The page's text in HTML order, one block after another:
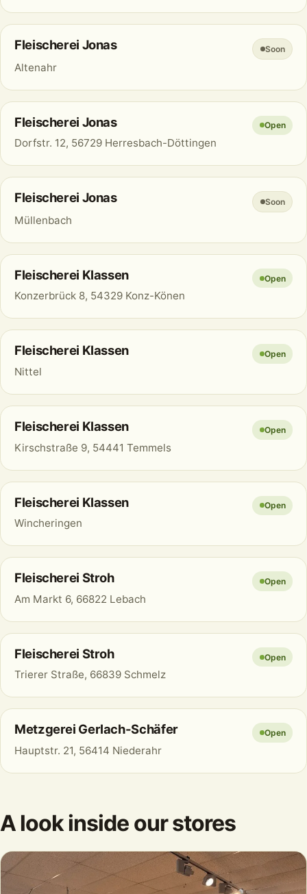
Fleischerei Jonas Soon
Altenahr
Fleischerei Jonas Open
Dorfstr. 12, 56729 Herresbach-Döttingen
Fleischerei Jonas Soon
Müllenbach
Fleischerei Klassen Open
Konzerbrück 8, 54329 Konz-Könen
Fleischerei Klassen Open
Nittel
Fleischerei Klassen Open
Kirschstraße 9, 54441 Temmels
Fleischerei Klassen Open
Wincheringen
Fleischerei Stroh Open
Am Markt 6, 66822 Lebach
Fleischerei Stroh Open
Trierer Straße, 66839 Schmelz
Metzgerei Gerlach-Schäfer Open
Hauptstr. 21, 56414 Niederahr
A look inside our stores